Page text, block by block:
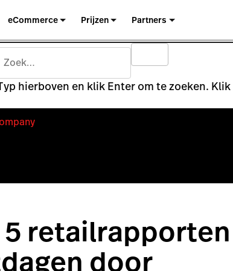
eCommerce Prijzen Partners
hierboven en klik Enter om te zoeken.
5
door